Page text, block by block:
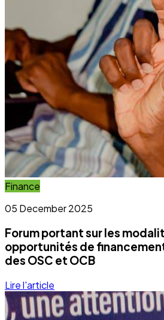
Forum portant sur les
opportunités de
des OSC et OCB
Lire l'article